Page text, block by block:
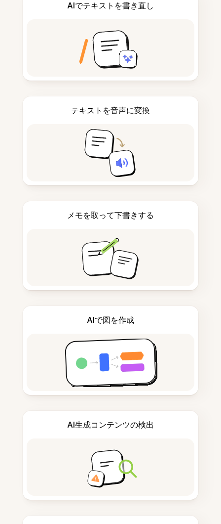
AIでテキストを書き直し
テキストを音声に変換
メモを取って下書きする
AIで図を作成
AI生成コンテンツの検出